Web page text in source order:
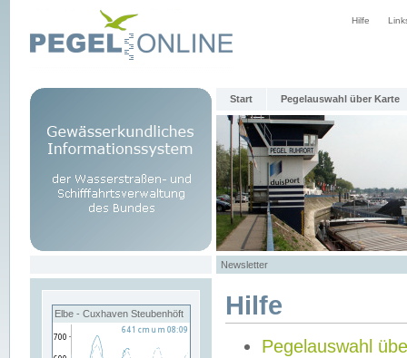
Hilfe
Start Pegelauswahl über Karte
Newsletter
Elbe - Cuxhaven Steubenhöft Hilfe
Pegelauswahl